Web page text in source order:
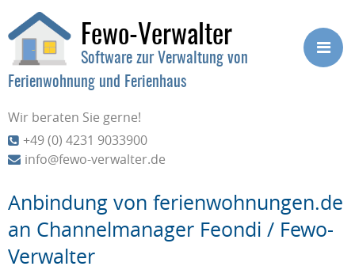
Fewo-Verwalter
Software zur Verwaltung von
Ferienwohnung und Ferienhaus
Wir beraten Sie gerne!
+49 (0) 4231 9033900
info@fewo-verwalter.de
Anbindung von ferienwohnungen.de
an Channelmanager Feondi / Fewo-
Verwalter